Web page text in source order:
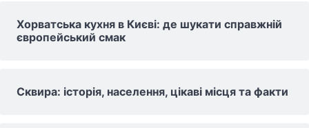
Хорватська кухня в Києві: де шукати справжній
європейський смак
Сквира: історія, населення, цікаві місця та факти